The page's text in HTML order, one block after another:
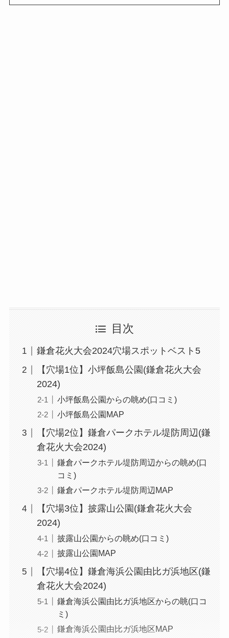
目次
鎌倉花火大会2024穴場スポットベスト5
【穴場1位】小坪飯島公園(鎌倉花火大会
2024)
小坪飯島公園からの眺め(口コミ)
小坪飯島公園MAP
【穴場2位】鎌倉パークホテル堤防周辺(鎌
倉花火大会2024)
鎌倉パークホテル堤防周辺からの眺め(口
コミ)
鎌倉パークホテル堤防周辺MAP
【穴場3位】披露山公園(鎌倉花火大会
2024)
披露山公園からの眺め(口コミ)
披露山公園MAP
【穴場4位】鎌倉海浜公園由比ガ浜地区(鎌
倉花火大会2024)
鎌倉海浜公園由比ガ浜地区からの眺(口コ
ミ)
鎌倉海浜公園由比ガ浜地区MAP